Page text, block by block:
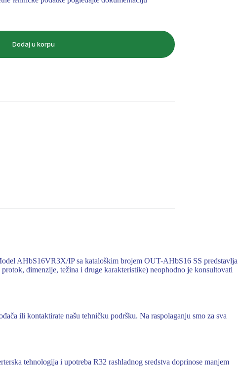
Dodaj u korpu
AHbS16VR3X/IP sa kataloškim brojem OUT-AHbS16 SS predstavlja
dimenzije, težina i druge karakteristike) neophodno je konsultovati
ili kontaktirate našu tehničku podršku. Na raspolaganju smo za sva
tehnologija i upotreba R32 rashladnog sredstva doprinose manjem